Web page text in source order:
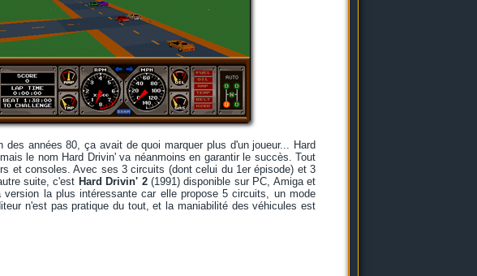
années 80, ça avait de quoi marquer plus d'un joueur... Hard
le nom Hard Drivin' va néanmoins en garantir le succès. Tout
et consoles. Avec ses 3 circuits (dont celui du 1er épisode) et 3
suite, c'est Hard Drivin' 2(1991) disponible sur PC, Amiga et
la plus intéressante car elle propose 5 circuits, un mode
n'est pas pratique du tout, et la maniabilité des véhicules est